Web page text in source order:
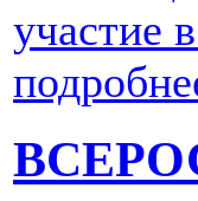
участие